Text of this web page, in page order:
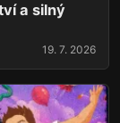
a silný
19. 7. 2026